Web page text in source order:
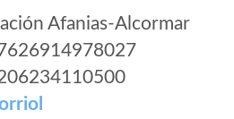
Afanias-Alcormar